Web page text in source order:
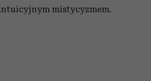
mistycyzmem.